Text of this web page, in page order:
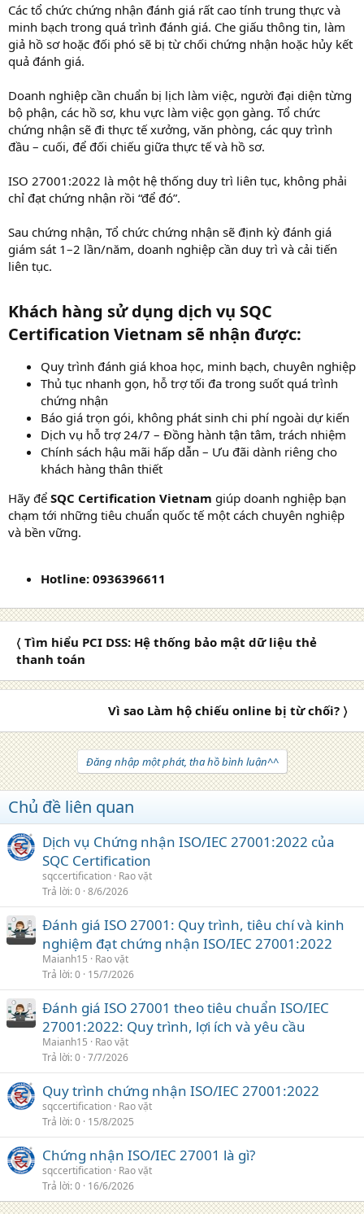
Các tổ chức chứng nhận đánh giá rất cao tính trung thực và
minh bạch trong quá trình đánh giá. Che giấu thông tin, làm
giả hồ sơ hoặc đối phó sẽ bị từ chối chứng nhận hoặc hủy kết
quả đánh giá.
Doanh nghiệp cần chuẩn bị lịch làm việc, người đại diện từng
bộ phận, các hồ sơ, khu vực làm việc gọn gàng. Tổ chức
chứng nhận sẽ đi thực tế xưởng, văn phòng, các quy trình
đầu – cuối, để đối chiếu giữa thực tế và hồ sơ.
ISO 27001:2022 là một hệ thống duy trì liên tục, không phải
chỉ đạt chứng nhận rồi “để đó”.
Sau chứng nhận, Tổ chức chứng nhận sẽ định kỳ đánh giá
giám sát 1–2 lần/năm, doanh nghiệp cần duy trì và cải tiến
liên tục.
Khách hàng sử dụng dịch vụ SQC
Certification Vietnam sẽ nhận được:​
Quy trình đánh giá khoa học, minh bạch, chuyên nghiệp
Thủ tục nhanh gọn, hỗ trợ tối đa trong suốt quá trình
chứng nhận
Báo giá trọn gói, không phát sinh chi phí ngoài dự kiến
Dịch vụ hỗ trợ 24/7 – Đồng hành tận tâm, trách nhiệm
Chính sách hậu mãi hấp dẫn – Ưu đãi dành riêng cho
khách hàng thân thiết
Hãy để SQC Certification Vietnam giúp doanh nghiệp bạn
chạm tới những tiêu chuẩn quốc tế một cách chuyên nghiệp
và bền vững.
Hotline: 0936396611
〈 Tìm hiểu PCI DSS: Hệ thống bảo mật dữ liệu thẻ
thanh toán
Vì sao Làm hộ chiếu online bị từ chối? 〉
Đăng nhập một phát, tha hồ bình luận^^
Chủ đề liên quan
Dịch vụ Chứng nhận ISO/IEC 27001:2022 của
SQC Certification
sqccertification Rao vặt
Trả lời 0 8/6/2026
Đánh giá ISO 27001: Quy trình, tiêu chí và kinh
nghiệm đạt chứng nhận ISO/IEC 27001:2022
Maianh15
Rao vặt
Trả lời 0 15/7/2026
Đánh giá ISO 27001 theo tiêu chuẩn ISO/IEC
27001:2022: Quy trình, lợi ích và yêu cầu
Maianh15
Rao vặt
Trả lời 0 7/7/2026
Quy trình chứng nhận ISO/IEC 27001:2022
sqccertification Rao vặt
Trả lời 0 15/8/2025
Chứng nhận ISO/IEC 27001 là gì?
sqccertification Rao vặt
Trả lời 0 16/6/2026